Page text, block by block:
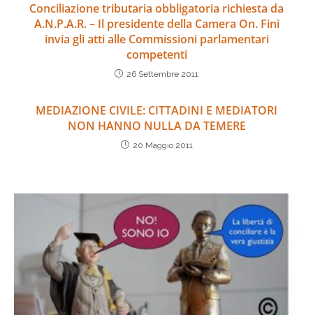
Conciliazione tributaria obbligatoria richiesta da
A.N.P.A.R. – Il presidente della Camera On. Fini
invia gli atti alle Commissioni parlamentari
competenti
26 Settembre 2011
MEDIAZIONE CIVILE: CITTADINI E MEDIATORI
NON HANNO NULLA DA TEMERE
20 Maggio 2011